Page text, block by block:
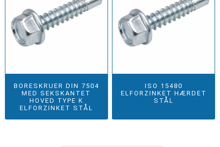
BORESKRUER DIN 7504
MED SEKSKANTET
HOVED TYPE K
ELFORZINKET STÅL
ISO 15480
ELFORZINKET HÆRDET
STÅL